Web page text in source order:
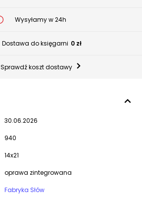
Wysyłamy w 24h
Dostawa do księgarni 0 zł
Sprawdź koszt dostawy
30.06.2026
940
14x21
oprawa zintegrowana
Fabryka Słów